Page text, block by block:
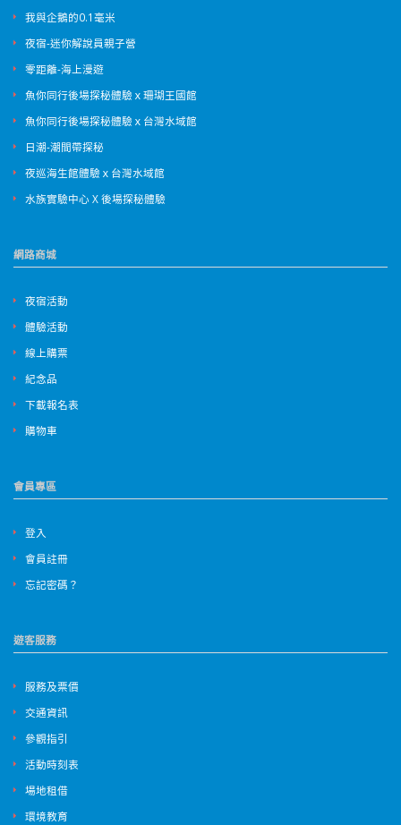
我與企鵝的0.1毫米
夜宿-迷你解說員親子營
零距離-海上漫遊
魚你同行後場探秘體驗ｘ珊瑚王國館
魚你同行後場探秘體驗ｘ台灣水域館
日潮-潮間帶探秘
夜巡海生館體驗ｘ台灣水域館
水族實驗中心 X 後場探秘體驗
網路商城
夜宿活動
體驗活動
線上購票
紀念品
下載報名表
購物車
會員專區
登入
會員註冊
忘記密碼？
遊客服務
服務及票價
交通資訊
參觀指引
活動時刻表
場地租借
環境教育